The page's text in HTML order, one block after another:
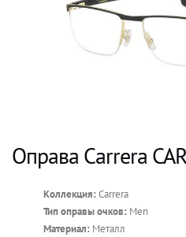
Оправа Carrera
Коллекция: Carrera
Тип оправы очков: Men
Материал: Металл